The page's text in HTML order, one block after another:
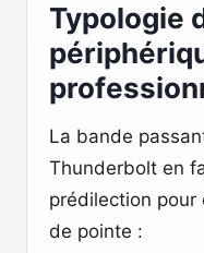
Typologie
La bande
Thunderbolt en
prédilection pour
de pointe :